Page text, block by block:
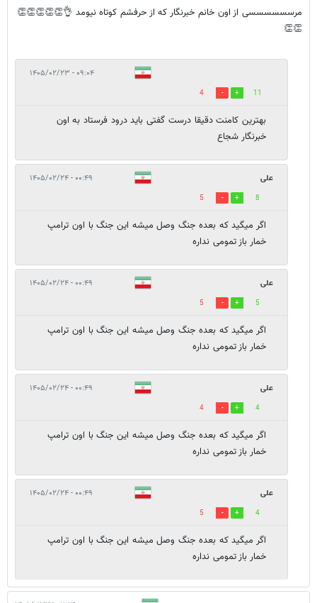
مرسسسسسسی از اون خانم خبرنگار که از حرفشم کوتاه نیومد 👌👏👏👏👏👏
👏👏
۰۹:۰۴ - ۱۴۰۵/۰۲/۲۳
11
4
بهترین کامنت دقیقا درست گفتی باید درود فرستاد به اون
خبرنگار شجاع
علی ۰۰:۴۹ - ۱۴۰۵/۰۲/۲۴
8
5
اگر میگید که بعده جنگ وصل میشه این جنگ با اون ترامپ
خمار باز تمومی نداره
علی ۰۰:۴۹ - ۱۴۰۵/۰۲/۲۴
5
5
اگر میگید که بعده جنگ وصل میشه این جنگ با اون ترامپ
خمار باز تمومی نداره
علی ۰۰:۴۹ - ۱۴۰۵/۰۲/۲۴
4
4
اگر میگید که بعده جنگ وصل میشه این جنگ با اون ترامپ
خمار باز تمومی نداره
علی ۰۰:۴۹ - ۱۴۰۵/۰۲/۲۴
4
5
اگر میگید که بعده جنگ وصل میشه این جنگ با اون ترامپ
خمار باز تمومی نداره